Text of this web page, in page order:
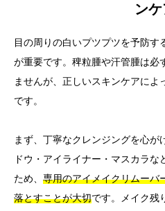
ン
目の周りの白いプツプツを予防す
が重要です。稗粒腫や汗管腫は必
ませんが、正しいスキンケアに
です。
まず、丁寧なクレンジングを心が
ドウ・アイライナー・マスカラ
ため、 専用のアイメイクリムーバ
落とすことが大切です。メイク残